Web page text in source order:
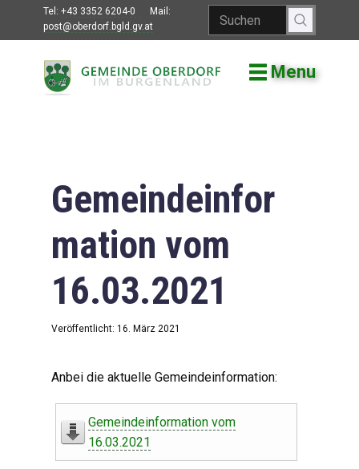
Tel: +43 3352 6204-0
Mail:
post@oberdorf.bgld.gv.at
Menu
Willkommen
Gemeindeamt
Gemeinderat
Bildung
Vereine
Leben in Oberdorf
Gemeindeinfor
mation vom
16.03.2021
Veröffentlicht: 16. März 2021
Anbei die aktuelle Gemeindeinformation:
Gemeindeinformation vom
16.03.2021